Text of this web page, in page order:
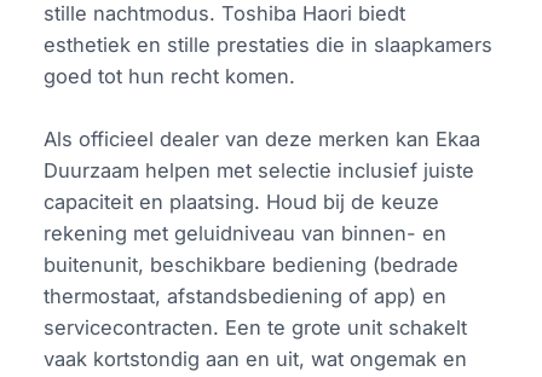
stille nachtmodus. Toshiba Haori biedt
esthetiek en stille prestaties die in slaapkamers
goed tot hun recht komen.
Als officieel dealer van deze merken kan Ekaa
Duurzaam helpen met selectie inclusief juiste
capaciteit en plaatsing. Houd bij de keuze
rekening met geluidniveau van binnen- en
buitenunit, beschikbare bediening (bedrade
thermostaat, afstandsbediening of app) en
servicecontracten. Een te grote unit schakelt
vaak kortstondig aan en uit, wat ongemak en